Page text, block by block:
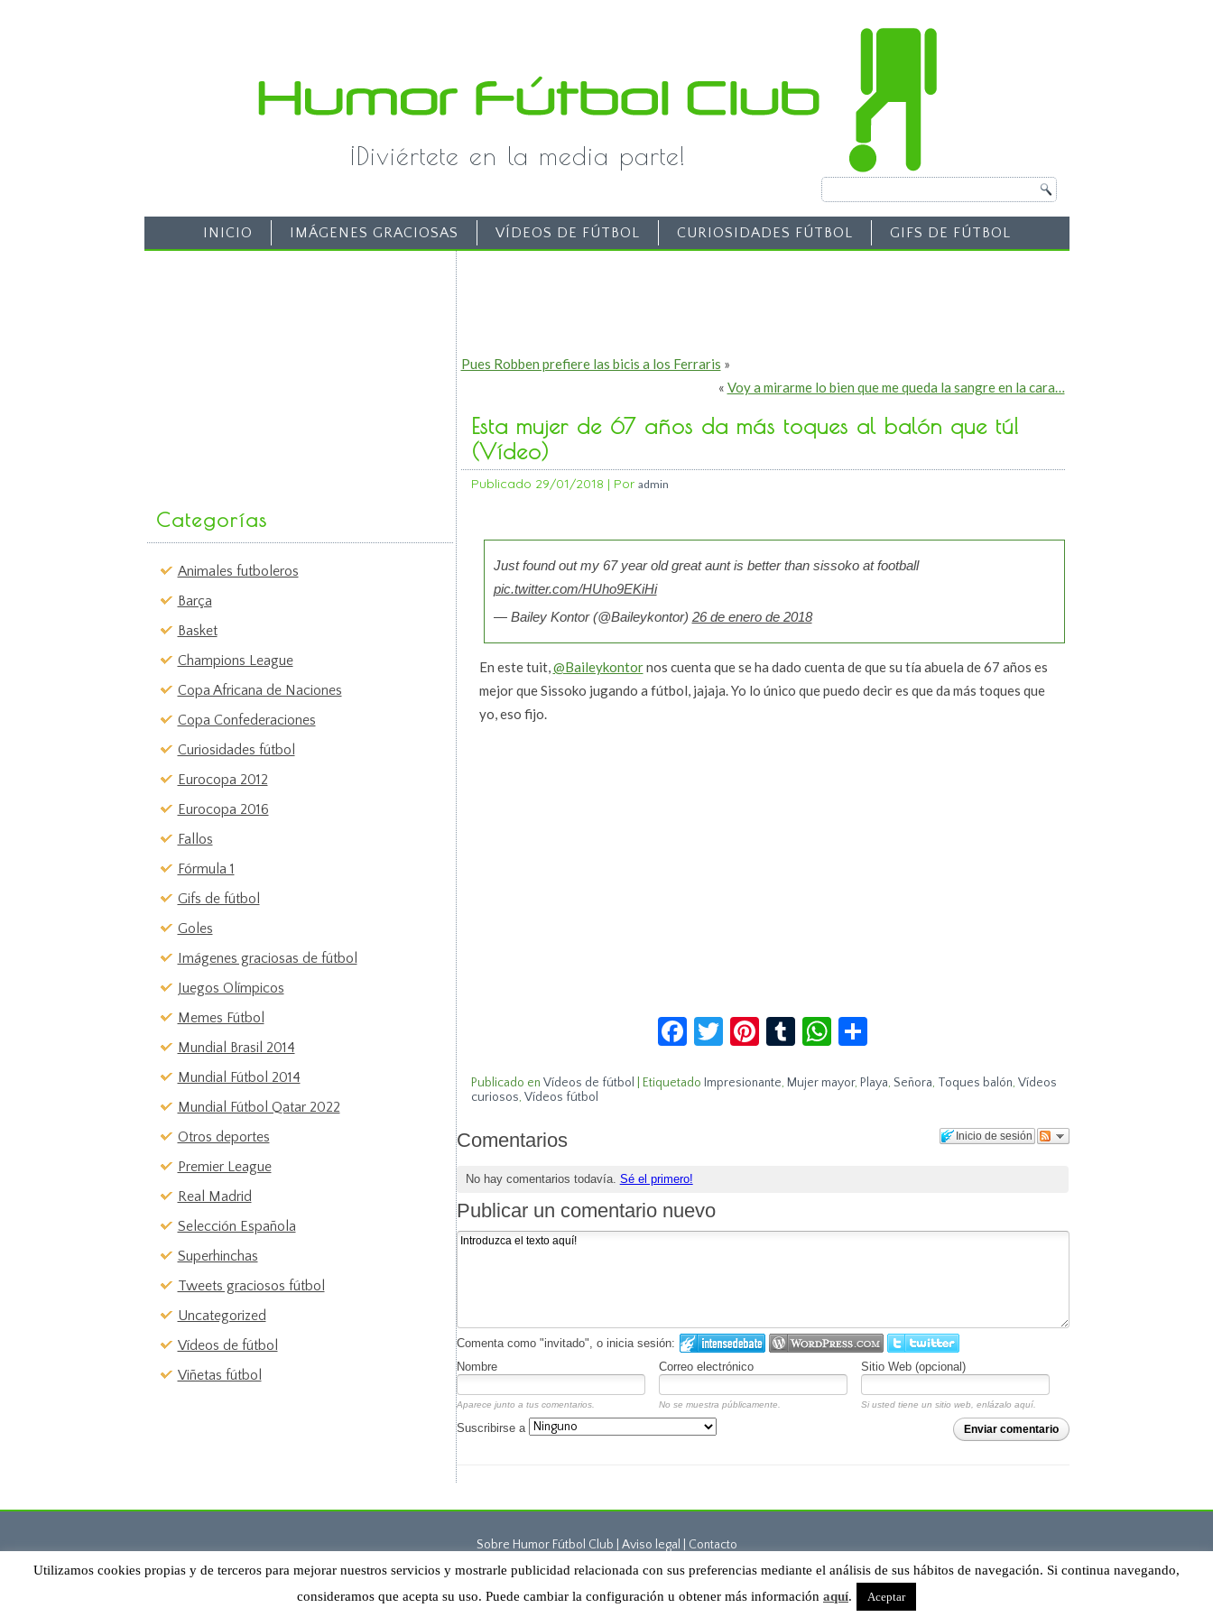
¡Diviértete en la media parte!
INICIO IMÁGENES GRACIOSAS VÍDEOS DE FÚTBOL CURIOSIDADES FÚTBOL GIFS DE FÚTBOL
Categorías
Animales futboleros
Barça
Basket
Champions League
Copa Africana de Naciones
Copa Confederaciones
Curiosidades fútbol
Eurocopa 2012
Eurocopa 2016
Fallos
Fórmula 1
Gifs de fútbol
Goles
Imágenes graciosas de fútbol
Juegos Olímpicos
Memes Fútbol
Mundial Brasil 2014
Mundial Fútbol 2014
Mundial Fútbol Qatar 2022
Otros deportes
Premier League
Real Madrid
Selección Española
Superhinchas
Tweets graciosos fútbol
Uncategorized
Vídeos de fútbol
Viñetas fútbol
Pues Robben prefiere las bicis a los Ferraris »
« Voy a mirarme lo bien que me queda la sangre en la cara…
Esta mujer de 67 años da más toques al balón que tú!
(Vídeo)
Publicado 29/01/2018 | Por admin
Just found out my 67 year old great aunt is better than sissoko at football
pic.twitter.com/HUho9EKiHi
— Bailey Kontor (@Baileykontor) 26 de enero de 2018
En este tuit,@Baileykontornos cuenta que se ha dado cuenta de que su tía abuela de 67 años es
mejor que Sissoko jugando a fútbol, jajaja. Yo lo único que puedo decir es que da más toques que
yo, eso fijo.
Facebook
Twitter
Pinterest
TumblrWhatsApp
Publicado en Vídeos de fútbol Etiquetado Impresionante, Mujer mayor, Playa, Señora, Toques balón, Vídeos
curiosos, Vídeos fútbol
Inicio de sesión
Comentarios
No hay comentarios todavía. Sé el primero!
Publicar un comentario nuevo
Comenta como "invitado", o inicia sesión:
Nombre
Correo electrónico Sitio Web (opcional)
Aparece junto a tus comentarios. No se muestra públicamente. Si usted tiene un sitio web, enlázalo aquí.
Enviar comentario
Suscribirse a
Sobre Humor Fútbol Club | Aviso legal | Contacto
Humor Fútbol Club © 2015. Todos los derechos reservados
Utilizamos cookies propias y de terceros para mejorar nuestros servicios y mostrarle publicidad relacionada con sus preferencias mediante el análisis de sus hábitos de navegación. Si continua navegando,
consideramos que acepta su uso. Puede cambiar la configuración u obtener más información aquí. Aceptar